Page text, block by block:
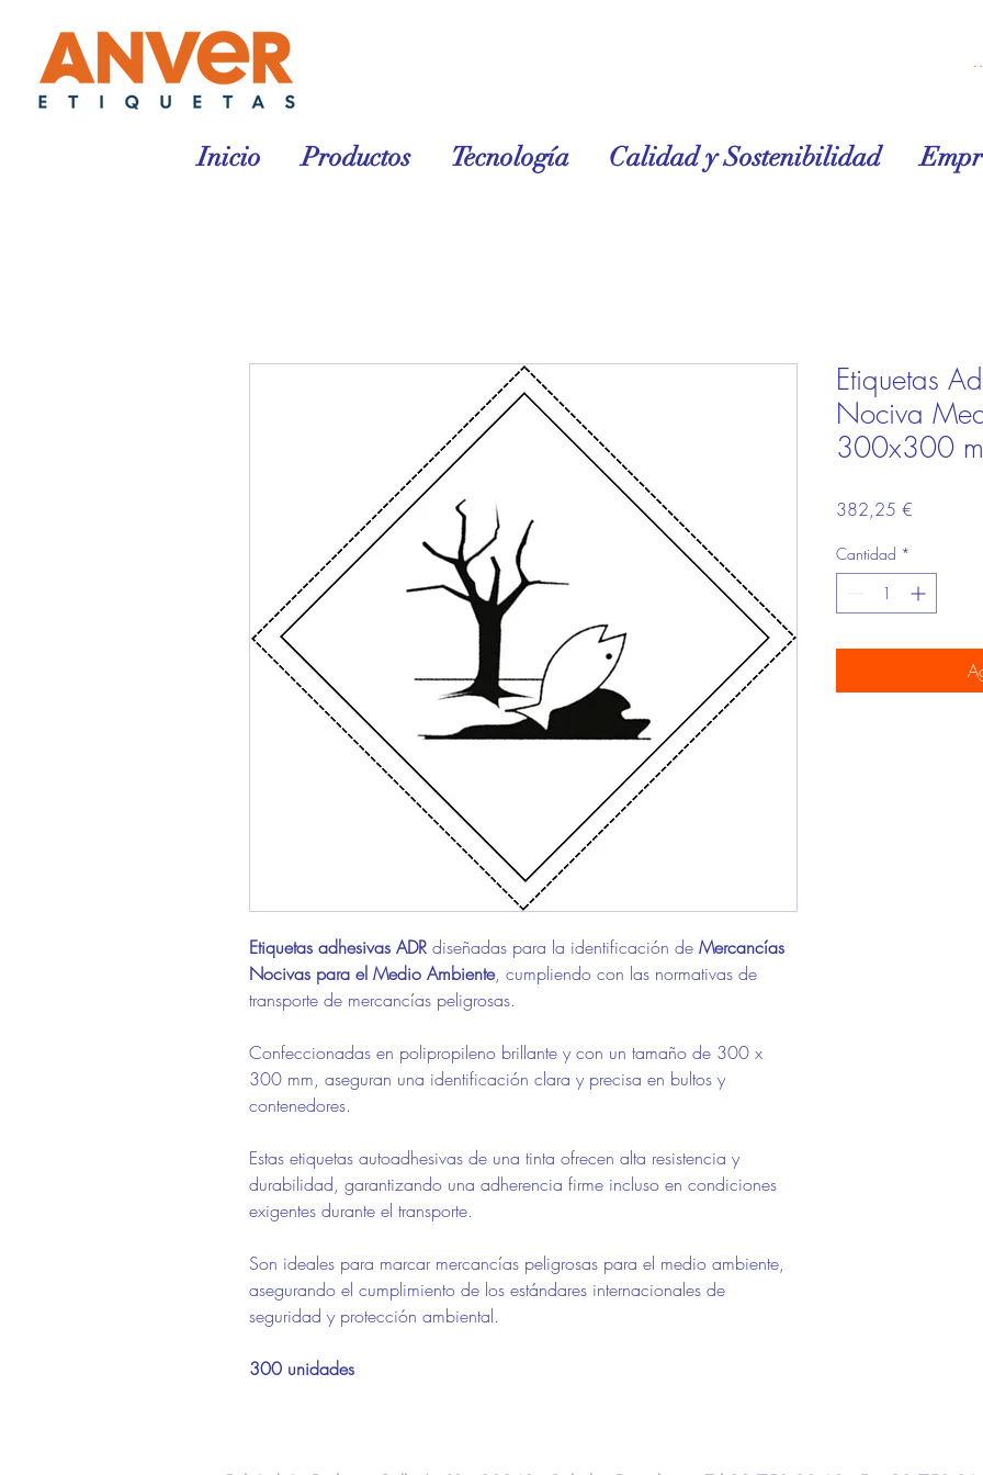
Inicio Productos Tecnología Calidad y Sostenibilidad
Iniciar
Etiquetas adhesivas ADR diseñadas para la identificación de Mercancías
Nocivas para el Medio Ambiente, cumpliendo con las normativas de
transporte de mercancías peligrosas.
Confeccionadas en polipropileno brillante y con un tamaño de 300 x
300 mm, aseguran una identificación clara y precisa en bultos y
contenedores.
Estas etiquetas autoadhesivas de una tinta ofrecen alta resistencia y
durabilidad, garantizando una adherencia firme incluso en condiciones
exigentes durante el transporte.
Son ideales para marcar mercancías peligrosas para el medio ambiente,
asegurando el cumplimiento de los estándares internacionales de
seguridad y protección ambiental.
300 unidades
Etiquetas
Nociva
300x300
382,25 €
Cantidad *